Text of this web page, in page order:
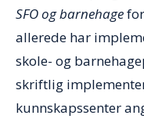
SFO og barnehage
allerede har
skole- og
skriftlig
kunnskapssenter